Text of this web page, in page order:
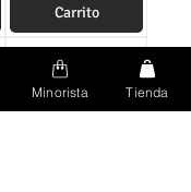
Carrito
Minorista Tienda